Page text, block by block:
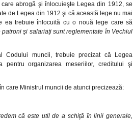
abrogă şi înlocuieşte Legea din 1912, se
de Legea din 1912 şi că această lege nu mai
ea trebuie înlocuită cu o nouă lege care să
şi salariaţi sunt reglementate în Vechiul
Codului muncii, trebuie precizat că Legea
organizarea meseriilor, creditului şi
care Ministrul muncii de atunci precizează:
că este util de a schiţă în linii generale,